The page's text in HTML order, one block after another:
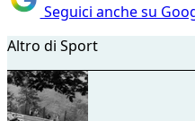
Seguici anche su
Altro di Sport